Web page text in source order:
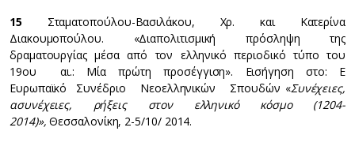
15Σταματοπούλου-Βασιλάκου, Χρ. και Κατερίνα
Διακουμοπούλου. «Διαπολιτισμική πρόσληψη της
δραματουργίας μέσα από τον ελληνικό περιοδικό τύπο του
19ου αι.: Μία πρώτη προσέγγιση». Εισήγηση στο: Ε΄
Ευρωπαϊκό Συνέδριο Νεοελληνικών Σπουδών «Συνέχειες,
ασυνέχειες, ρήξεις στον ελληνικό κόσμο (1204-
2014)», Θεσσαλονίκη, 2-5/10/ 2014.